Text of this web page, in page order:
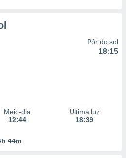
Pôr do sol
18:15
Meio-dia
12:44
Última luz
18:39
44m